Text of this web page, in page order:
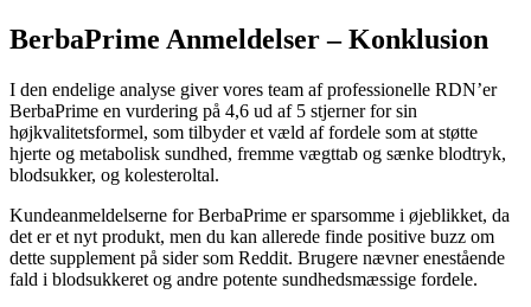
BerbaPrime Anmeldelser – Konklusion
I den endelige analyse giver vores team af professionelle RDN’er
BerbaPrime en vurdering på 4,6 ud af 5 stjerner for sin
højkvalitetsformel, som tilbyder et væld af fordele som at støtte
hjerte og metabolisk sundhed, fremme vægttab og sænke blodtryk,
blodsukker, og kolesteroltal.
Kundeanmeldelserne for BerbaPrime er sparsomme i øjeblikket, da
det er et nyt produkt, men du kan allerede finde positive buzz om
dette supplement på sider som Reddit. Brugere nævner enestående
fald i blodsukkeret og andre potente sundhedsmæssige fordele.